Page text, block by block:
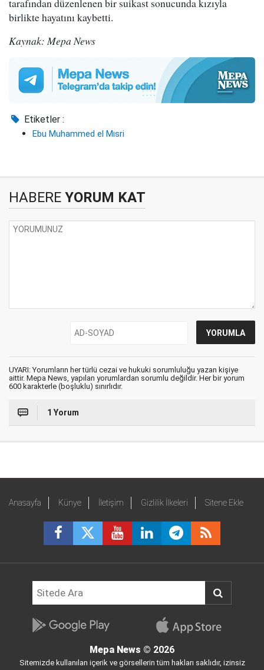
tarafından düzenlenen bir suikast sonucunda kızıyla
birlikte hayatını kaybetti.
Kaynak: Mepa News
Etiketler :
Ebu Muhammed el Mısri
HABERE YORUM KAT
UYARI: Yorumların her türlü cezai ve hukuki sorumluluğu yazan kişiye
aittir. Mepa News, yapılan yorumlardan sorumlu değildir. Her bir yorum
600 karakterle (boşluklu) sınırlıdır.
1 Yorum
Anasayfa Künye İletişim Gizlilik İlkeleri Sitene Ekle
Mepa News © 2026
Sitemizde kullanılan içerik ve görsellerin tüm hakları saklıdır, izinsiz